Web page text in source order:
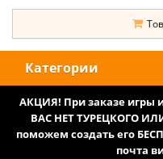
Категории
АКЦИЯ! При заказе игры
ВАС НЕТ ТУРЕЦКОГО
поможем создать его
почта